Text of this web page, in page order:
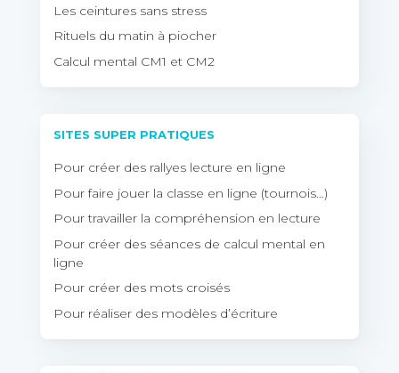
Les ceintures sans stress
Rituels du matin à piocher
Calcul mental CM1 et CM2
SITES SUPER PRATIQUES
Pour créer des rallyes lecture en ligne
Pour faire jouer la classe en ligne (tournois…)
Pour travailler la compréhension en lecture
Pour créer des séances de calcul mental en
ligne
Pour créer des mots croisés
Pour réaliser des modèles d’écriture